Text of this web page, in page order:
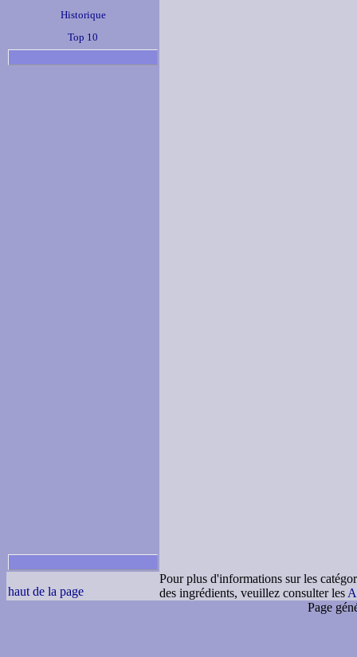
Historique
Top 10
haut de la page
Pour plus d'informations sur les
des ingrédients, veuillez consulter les
Page